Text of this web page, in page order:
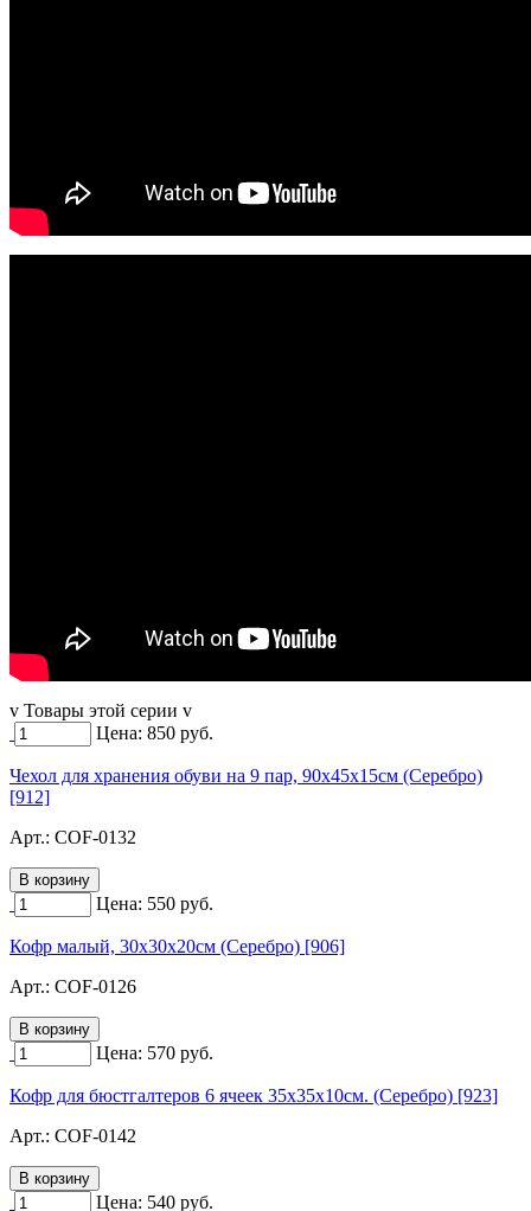
v Товары этой серии v
Цена: 850 руб.
Чехол для хранения обуви на 9 пар, 90х45х15см (Серебро)
[912]
Арт.: COF-0132
Цена: 550 руб.
Кофр малый, 30х30х20см (Серебро) [906]
Арт.: COF-0126
Цена: 570 руб.
Кофр для бюстгалтеров 6 ячеек 35х35х10см. (Серебро) [923]
Арт.: COF-0142
Цена: 540 руб.